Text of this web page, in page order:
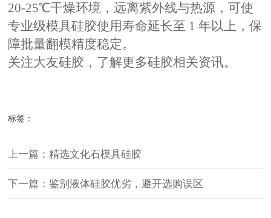
20-25℃干燥环境，远离紫外线与热源，可使
专业级模具硅胶使用寿命延长至 1 年以上，保
障批量翻模精度稳定。
关注大友硅胶，了解更多硅胶相关资讯。
标签：
上一篇：精选文化石模具硅胶
下一篇：鉴别液体硅胶优劣，避开选购误区